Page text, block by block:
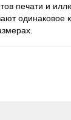
печати и
одинаковое